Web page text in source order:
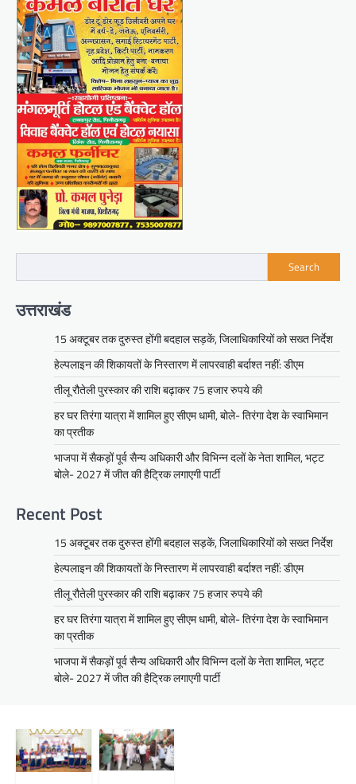
Search
उत्तराखंड
15 अक्टूबर तक दुरुस्त होंगी बदहाल सड़कें, जिलाधिकारियों को सख्त निर्देश
हेल्पलाइन की शिकायतों के निस्तारण में लापरवाही बर्दाश्त नहीं: डीएम
तीलू रौतेली पुरस्कार की राशि बढ़ाकर 75 हजार रुपये की
हर घर तिरंगा यात्रा में शामिल हुए सीएम धामी, बोले- तिरंगा देश के स्वाभिमान
का प्रतीक
भाजपा में सैकड़ों पूर्व सैन्य अधिकारी और विभिन्न दलों के नेता शामिल, भट्ट
बोले- 2027 में जीत की हैट्रिक लगाएगी पार्टी
Recent Post
15 अक्टूबर तक दुरुस्त होंगी बदहाल सड़कें, जिलाधिकारियों को सख्त निर्देश
हेल्पलाइन की शिकायतों के निस्तारण में लापरवाही बर्दाश्त नहीं: डीएम
तीलू रौतेली पुरस्कार की राशि बढ़ाकर 75 हजार रुपये की
हर घर तिरंगा यात्रा में शामिल हुए सीएम धामी, बोले- तिरंगा देश के स्वाभिमान
का प्रतीक
भाजपा में सैकड़ों पूर्व सैन्य अधिकारी और विभिन्न दलों के नेता शामिल, भट्ट
बोले- 2027 में जीत की हैट्रिक लगाएगी पार्टी